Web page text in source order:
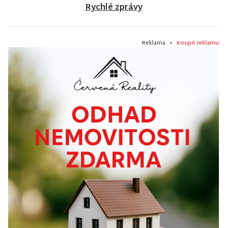
Rychlé zprávy
Reklama • Koupit reklamu